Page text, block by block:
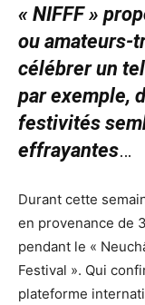
« NIFFF »
ou amateurs-
célébrer un
par exemple,
festivités
effrayantes…
Durant cette
en provenance de
pendant le «
Festival ». Qui
plateforme